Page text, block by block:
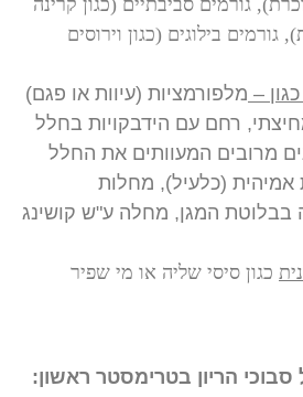
בילוגים (כגון וירוסים
– מלפורמציות (עיוות או פגם)
רחם עם הידבקויות בחלל
מרובים המעוותים את החלל
(כלעיל), מחלות
בבלוטת המגן, מחלה ע"ש קושינג
כגון סיסי שליה או מי שפיר
הריון בטרימסטר ראשון: